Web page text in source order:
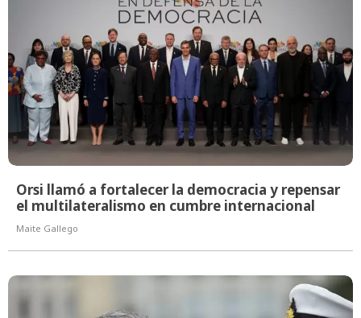
Orsi llamó a fortalecer la democracia y repensar
el multilateralismo en cumbre internacional
Maite Gallego